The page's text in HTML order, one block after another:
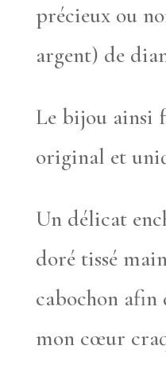
précieux ou
argent) de
Le bijou ainsi
original et
Un délicat
doré tissé
cabochon afin
mon cœur